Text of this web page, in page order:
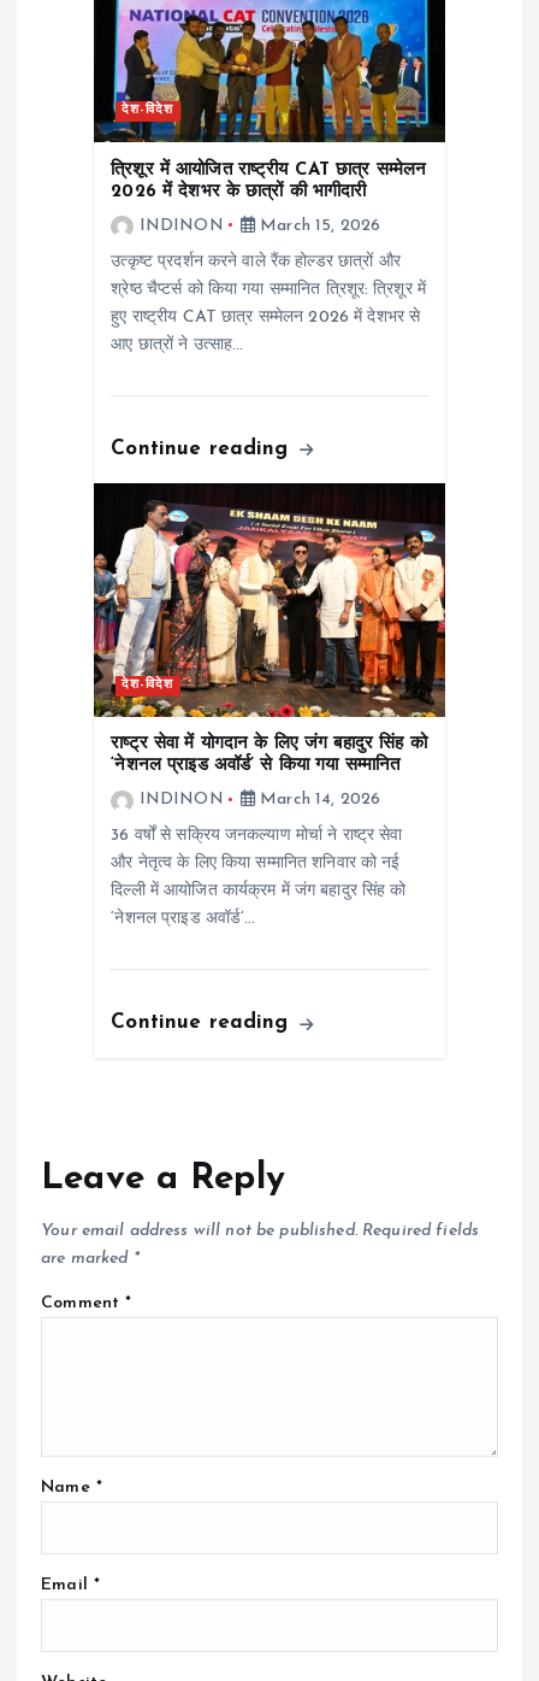
देश-विदेश
त्रिशूर में आयोजित राष्ट्रीय CAT छात्र सम्मेलन
2026 में देशभर के छात्रों की भागीदारी
INDINON
March 15, 2026
उत्कृष्ट प्रदर्शन करने वाले रैंक होल्डर छात्रों और
श्रेष्ठ चैप्टर्स को किया गया सम्मानित त्रिशूर: त्रिशूर में
हुए राष्ट्रीय CAT छात्र सम्मेलन 2026 में देशभर से
आए छात्रों ने उत्साह…
Continue reading
देश-विदेश
राष्ट्र सेवा में योगदान के लिए जंग बहादुर सिंह को
‘नेशनल प्राइड अवॉर्ड’ से किया गया सम्मानित
INDINON
March 14, 2026
36 वर्षों से सक्रिय जनकल्याण मोर्चा ने राष्ट्र सेवा
और नेतृत्व के लिए किया सम्मानित शनिवार को नई
दिल्ली में आयोजित कार्यक्रम में जंग बहादुर सिंह को
‘नेशनल प्राइड अवॉर्ड’…
Continue reading
Leave a Reply
Your email address will not be published. Required fields
are marked *
Comment*
Name *
Email *